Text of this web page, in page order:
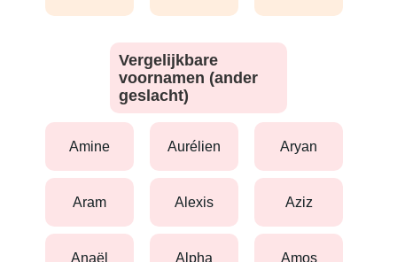
Vergelijkbare
voornamen (ander
geslacht)
amine aurélien aryan
aram alexis aziz
anaël alpha amos